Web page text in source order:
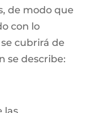
de modo que
con lo
cubrirá de
se describe: